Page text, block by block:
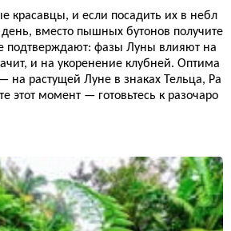
красавцы, и если посадить их в небл
вместо пышных бутонов получите
подтверждают: фазы Луны влияют на
и на укоренение клубней. Оптима
на растущей Луне в знаках Тельца, Ра
этот момент — готовьтесь к разочаро